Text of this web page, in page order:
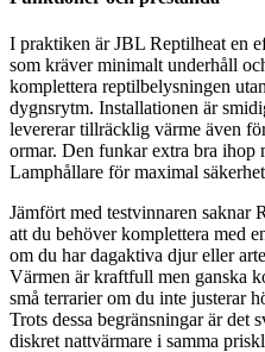
I praktiken är JBL Reptilheat en
som kräver minimalt underhåll
komplettera reptilbelysningen
dygnsrytm. Installationen är
levererar tillräcklig värme även
ormar. Den funkar extra bra ihop
Lamphållare för maximal
Jämfört med testvinnaren
att du behöver komplettera med
om du har dagaktiva djur eller
Värmen är kraftfull men ganska
små terrarier om du inte justerar
Trots dessa begränsningar är det
diskret nattvärmare i samma